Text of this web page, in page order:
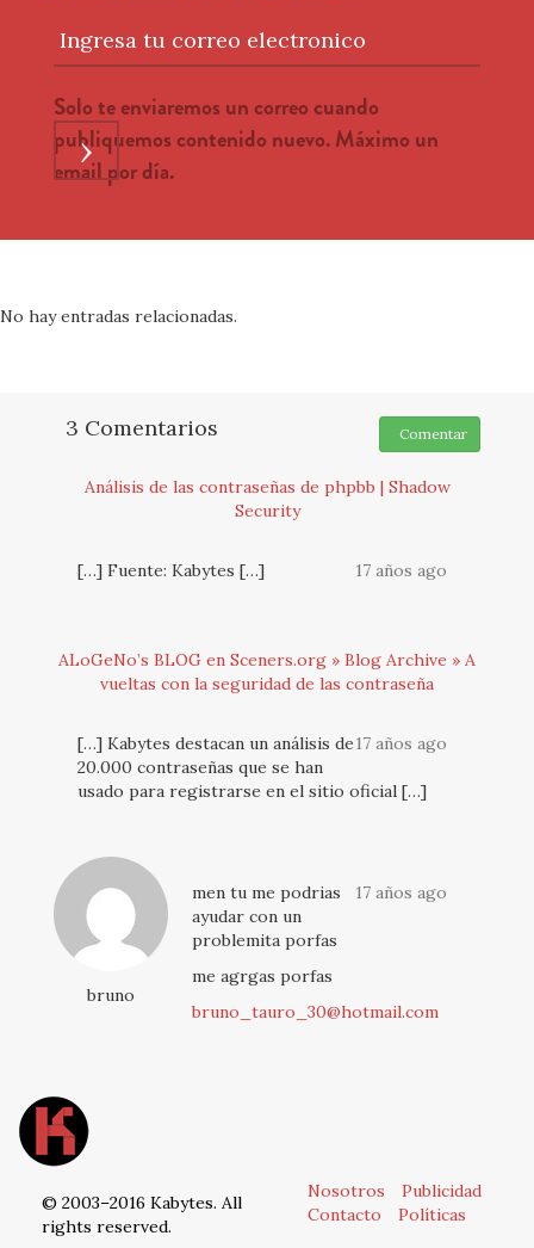
Ingresa tu correo electronico
Solo te enviaremos un correo cuando
publiquemos contenido nuevo. Máximo un
email por día.
›
No hay entradas relacionadas.
3 Comentarios Comentar
Análisis de las contraseñas de phpbb | Shadow
Security
17 años ago
[…] Fuente: Kabytes […]
ALoGeNo’s BLOG en Sceners.org » Blog Archive » A
vueltas con la seguridad de las contraseña
17 años ago
[…] Kabytes destacan un análisis de
20.000 contraseñas que se han
usado para registrarse en el sitio oficial […]
bruno
17 años ago
men tu me podrias
ayudar con un
problemita porfas
me agrgas porfas
bruno_tauro_30@hotmail.com
© 2003–2016 Kabytes. All
rights reserved.
Nosotros
Publicidad
Contacto
Políticas